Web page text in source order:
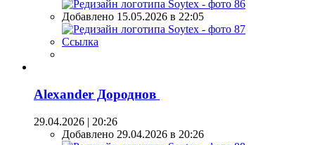
Добавлено 15.05.2026 в 22:05
Ссылка
Alexander Дороднов
29.04.2026 | 20:26
Добавлено 29.04.2026 в 20:26